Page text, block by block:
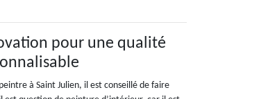
pour une qualité
à Saint Julien, il est conseillé de faire